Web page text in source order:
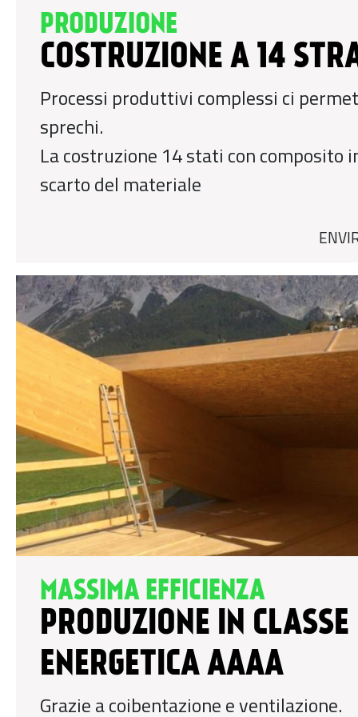
PRODUZIONE
COSTRUZIONE A 14
Processi produttivi complessi ci
sprechi.
La costruzione 14 stati con composito
scarto del materiale
MASSIMA EFFICIENZA
PRODUZIONE IN CLASSE
ENERGETICA AAAA
Grazie a coibentazione e ventilazione.